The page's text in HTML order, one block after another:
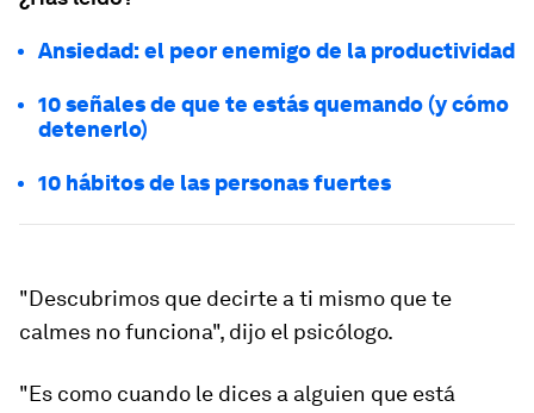
Ansiedad: el peor enemigo de la productividad
10 señales de que te estás quemando (y cómo
detenerlo)
10 hábitos de las personas fuertes
"Descubrimos que decirte a ti mismo que te
calmes no funciona", dijo el psicólogo.
"Es como cuando le dices a alguien que está